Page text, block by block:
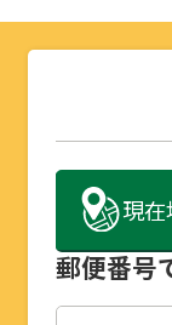
現在
郵便番号